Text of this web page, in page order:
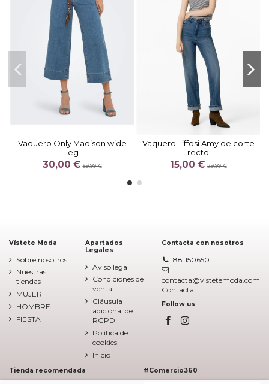
Vaquero Only Madison wide
leg
30,00 €59,99 €
Vaquero Tiffosi Amy de corte
recto
15,00 €29,99 €
Vístete Moda
Sobre nosotros
Nuestras
tiendas
MUJER
HOMBRE
FIESTA
Apartados
Legales
Aviso legal
Condiciones de
venta
Cláusula
adicional de
RGPD
Política de
cookies
Inicio
Contacta con nosotros
881150650
contacta@vistetemoda.com
Contacta
Follow us
Tienda recomendada #Comercio360